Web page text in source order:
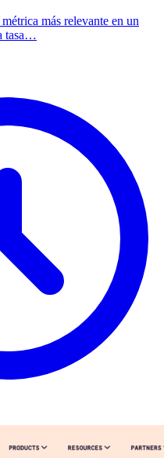
más relevante en un
tasa…